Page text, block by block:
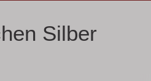
Silber